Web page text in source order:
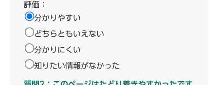
評価：
分かりやすい
どちらともいえない
分かりにくい
知りたい情報がなかった